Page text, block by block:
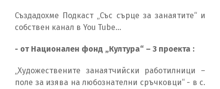
Създадохме Подкаст „Със сърце за занаятите“ и
собствен канал в You Tube…
- от Национален фонд „Култура“ – 3 проекта :
„Художествените занаятчийски работилници –
поле за изява на любознателни сръчковци“ - в с.